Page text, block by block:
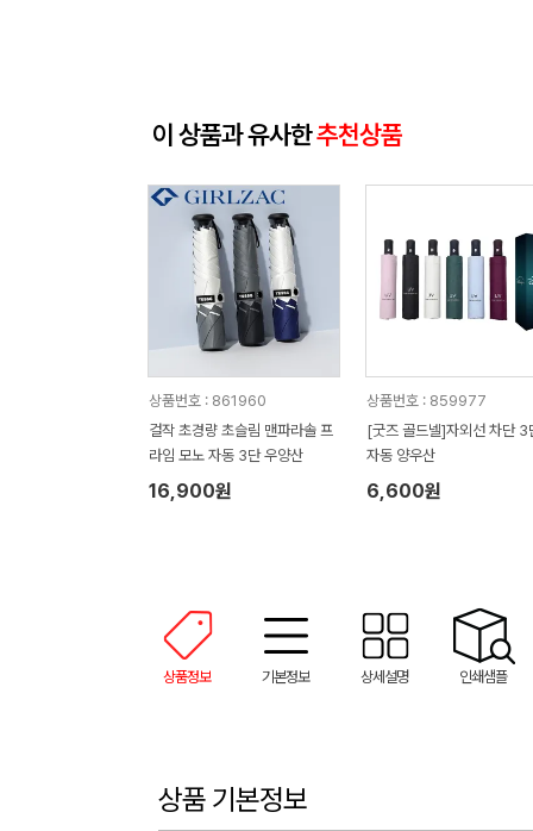
이 상품과 유사한추천상품
상품번호 : 861960
걸작 초경량 초슬림 맨파라솔 프
라임 모노 자동 3단 우양산
16,900원
상품번호 : 859977
[굿즈 골드넬]자외선 차단 3
자동 양우산
6,600원
상품정보 기본정보 상세설명 인쇄샘플
상품 기본정보